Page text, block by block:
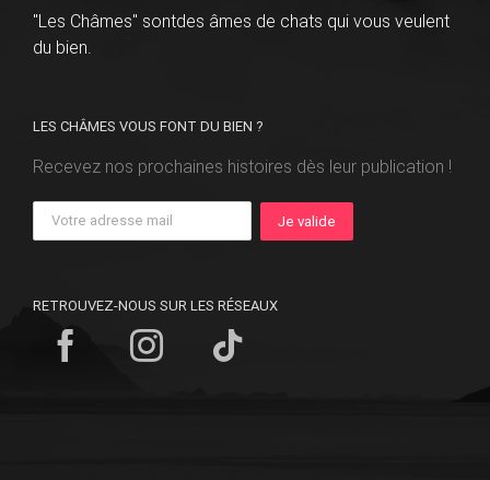
"Les Châmes" sontdes âmes de chats qui vous veulent
du bien.
LES CHÂMES VOUS FONT DU BIEN ?
Recevez nos prochaines histoires dès leur publication !
RETROUVEZ-NOUS SUR LES RÉSEAUX